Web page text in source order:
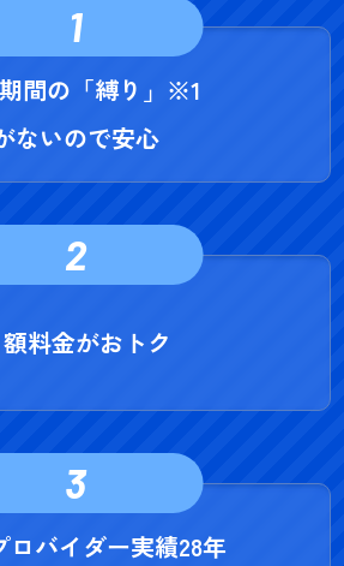
1
間の「縛り」 ※1
ないので安心
2
料金がおトク
3
ロバイダー実績28年